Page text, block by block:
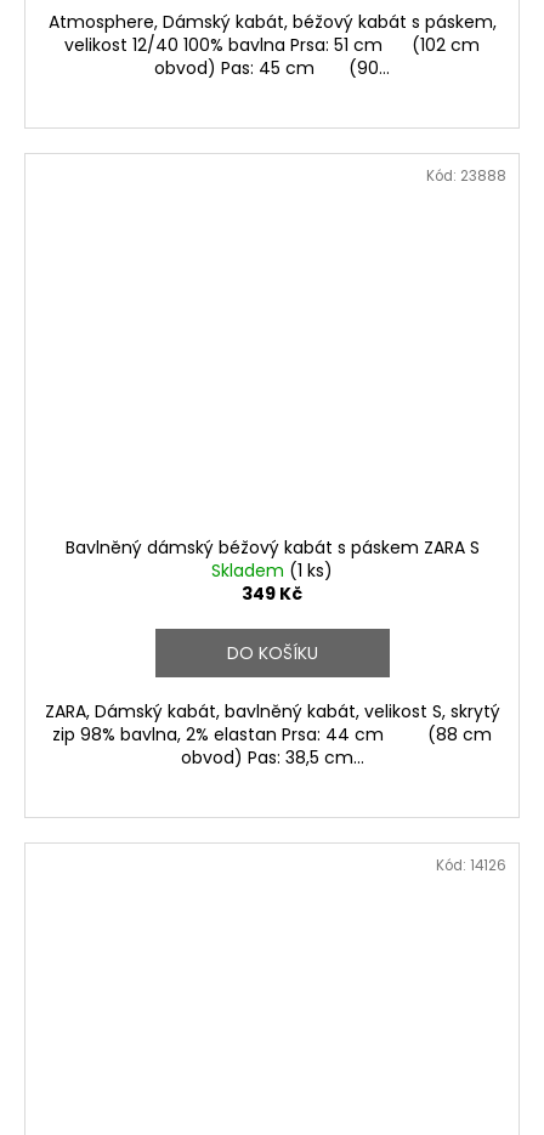
Atmosphere, Dámský kabát, béžový kabát s páskem,
velikost 12/40 100% bavlna Prsa: 51 cm (102 cm
obvod) Pas: 45 cm (90...
Bavlněný dámský béžový kabát s páskem ZARA S
Skladem (1 ks)
349 Kč
DO KOŠÍKU
ZARA, Dámský kabát, bavlněný kabát, velikost S, skrytý
zip 98% bavlna, 2% elastan Prsa: 44 cm (88 cm
obvod) Pas: 38,5 cm...
Kód: 23888
Kód: 14126